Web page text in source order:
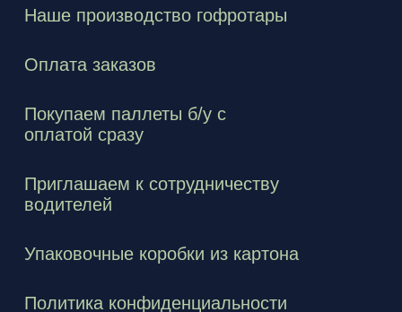
Наше производство гофротары
Оплата заказов
Покупаем паллеты б/у с
оплатой сразу
Приглашаем к сотрудничеству
водителей
Упаковочные коробки из картона
Политика конфиденциальности